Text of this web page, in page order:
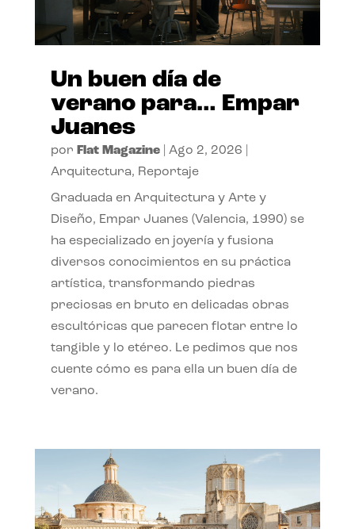
Un buen día de
verano para… Empar
Juanes
por Flat Magazine| Ago 2, 2026
Arquitectura, Reportaje
Graduada en Arquitectura y Arte y
Diseño, Empar Juanes (Valencia, 1990) se
ha especializado en joyería y fusiona
diversos conocimientos en su práctica
artística, transformando piedras
preciosas en bruto en delicadas obras
escultóricas que parecen flotar entre lo
tangible y lo etéreo. Le pedimos que nos
cuente cómo es para ella un buen día de
verano.